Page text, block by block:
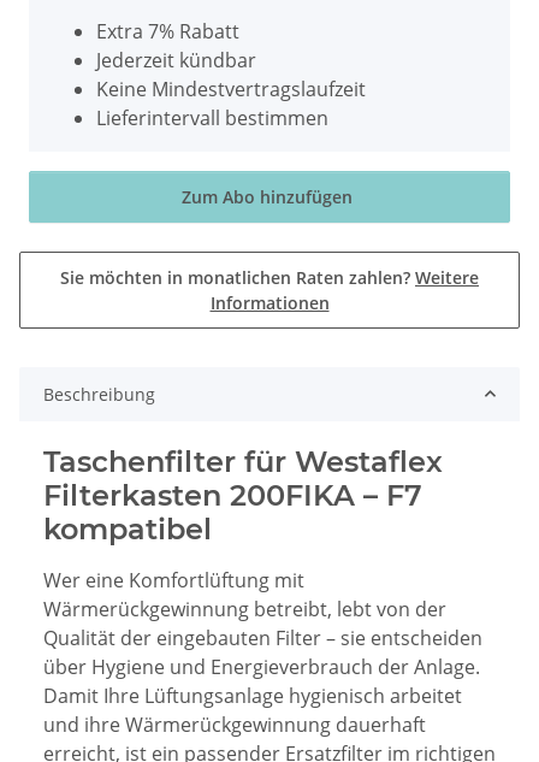
Extra 7% Rabatt
Jederzeit kündbar
Keine Mindestvertragslaufzeit
Lieferintervall bestimmen
Zum Abo hinzufügen
Sie möchten in monatlichen Raten zahlen? Weitere
Informationen
Beschreibung
Taschenfilter für Westaflex
Filterkasten 200FIKA – F7
kompatibel
Wer eine Komfortlüftung mit
Wärmerückgewinnung betreibt, lebt von der
Qualität der eingebauten Filter – sie entscheiden
über Hygiene und Energieverbrauch der Anlage.
Damit Ihre Lüftungsanlage hygienisch arbeitet
und ihre Wärmerückgewinnung dauerhaft
erreicht, ist ein passender Ersatzfilter im richtigen